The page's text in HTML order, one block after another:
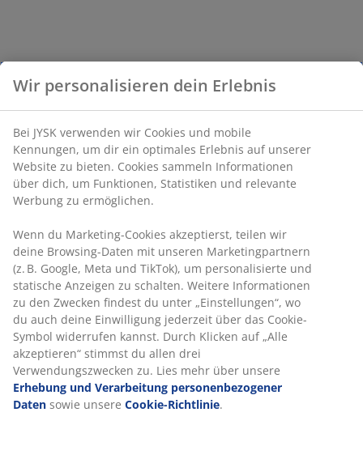
Wir personalisieren dein Erlebnis
Bei JYSK verwenden wir Cookies und mobile
Kennungen, um dir ein optimales Erlebnis auf unserer
Website zu bieten. Cookies sammeln Informationen
über dich, um Funktionen, Statistiken und relevante
Werbung zu ermöglichen.
Wenn du Marketing-Cookies akzeptierst, teilen wir
deine Browsing-Daten mit unseren Marketingpartnern
(z. B. Google, Meta und TikTok), um personalisierte und
statische Anzeigen zu schalten. Weitere Informationen
zu den Zwecken findest du unter „Einstellungen“, wo
du auch deine Einwilligung jederzeit über das Cookie-
Symbol widerrufen kannst. Durch Klicken auf „Alle
akzeptieren“ stimmst du allen drei
Verwendungszwecken zu. Lies mehr über unsere
Erhebung und Verarbeitung personenbezogener
Daten sowie unsere Cookie-Richtlinie.